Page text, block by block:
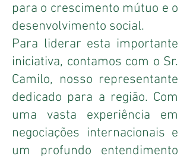
para o crescimento mútuo e o
desenvolvimento social.
Para liderar esta importante
iniciativa, contamos com o Sr.
Camilo, nosso representante
dedicado para a região. Com
uma vasta experiência em
negociações internacionais e
um profundo entendimento